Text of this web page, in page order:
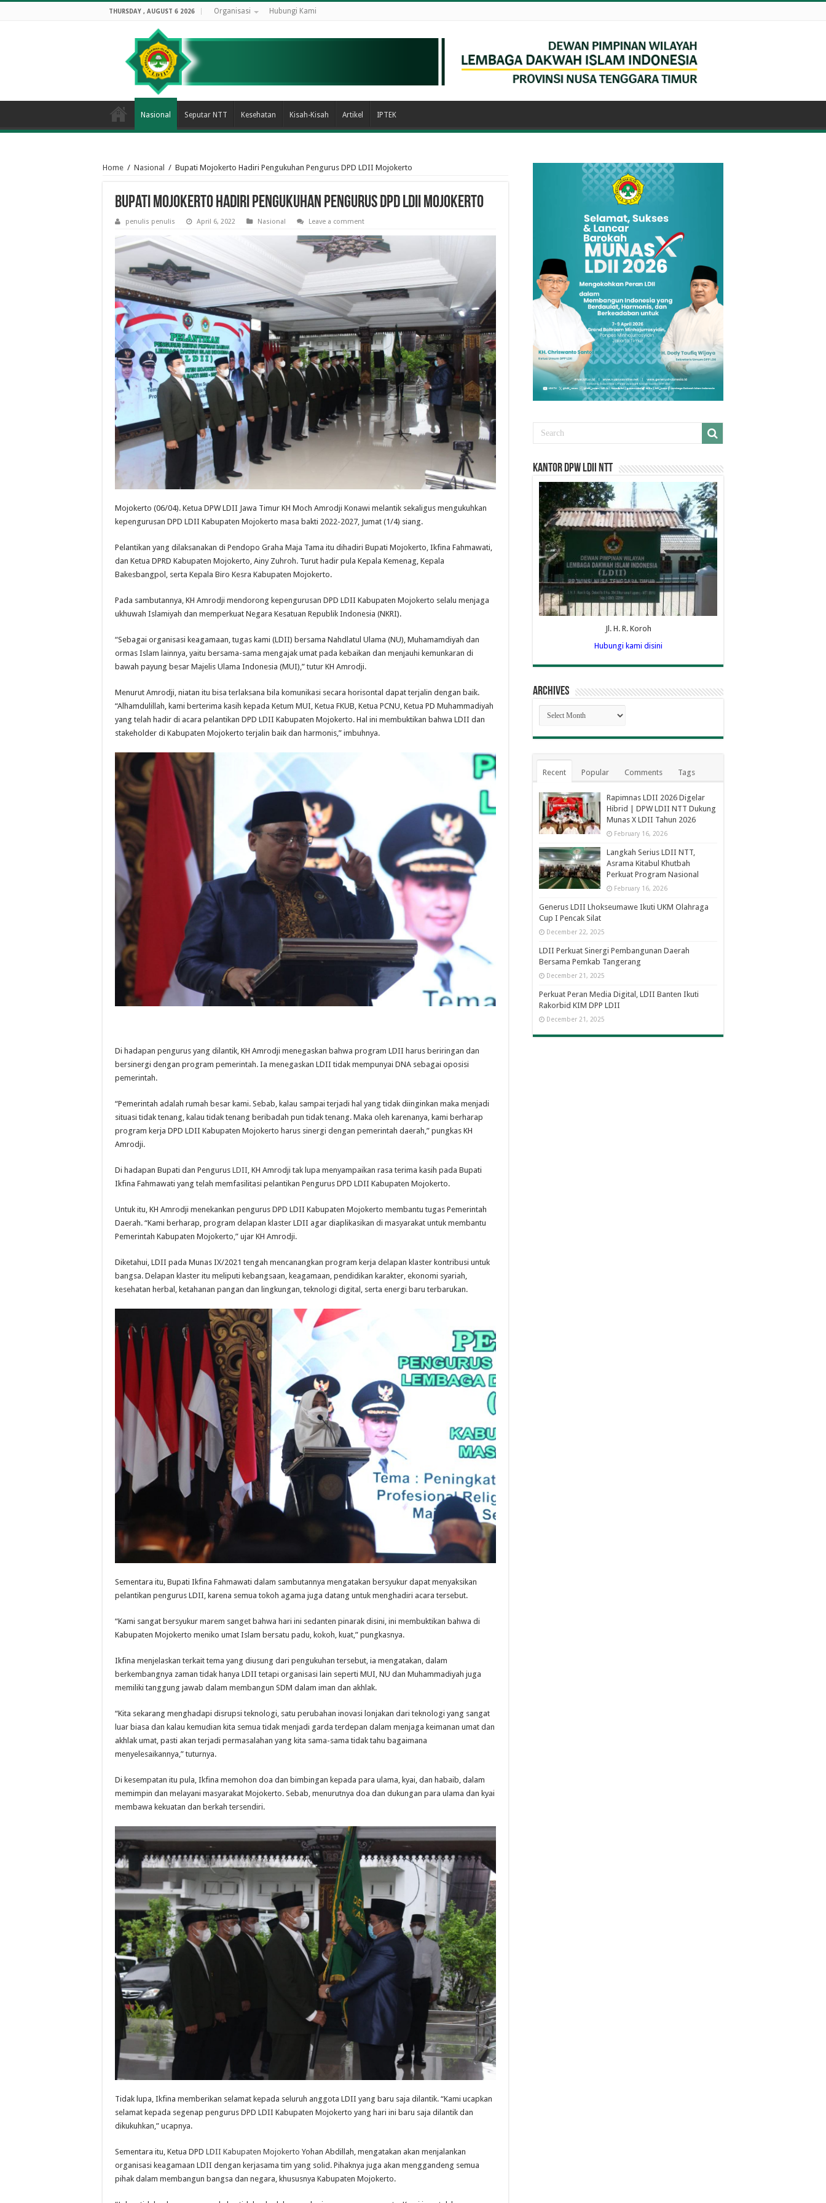
THURSDAY , AUGUST 6 2026 Organisasi Hubungi Kami
Nasional Seputar NTT Kesehatan Kisah-Kisah Artikel IPTEK
Home / Nasional / Bupati Mojokerto Hadiri Pengukuhan Pengurus DPD LDII Mojokerto
Bupati Mojokerto Hadiri Pengukuhan Pengurus DPD LDII Mojokerto
penulis penulis April 6, 2022 Nasional Leave a comment
Mojokerto (06/04). Ketua DPW LDII Jawa Timur KH Moch Amrodji Konawi melantik sekaligus mengukuhkan
kepengurusan DPD LDII Kabupaten Mojokerto masa bakti 2022-2027, Jumat (1/4) siang.
Pelantikan yang dilaksanakan di Pendopo Graha Maja Tama itu dihadiri Bupati Mojokerto, Ikfina Fahmawati,
dan Ketua DPRD Kabupaten Mojokerto, Ainy Zuhroh. Turut hadir pula Kepala Kemenag, Kepala
Bakesbangpol, serta Kepala Biro Kesra Kabupaten Mojokerto.
Pada sambutannya, KH Amrodji mendorong kepengurusan DPD LDII Kabupaten Mojokerto selalu menjaga
ukhuwah Islamiyah dan memperkuat Negara Kesatuan Republik Indonesia (NKRI).
“Sebagai organisasi keagamaan, tugas kami (LDII) bersama Nahdlatul Ulama (NU), Muhamamdiyah dan
ormas Islam lainnya, yaitu bersama-sama mengajak umat pada kebaikan dan menjauhi kemunkaran di
bawah payung besar Majelis Ulama Indonesia (MUI),” tutur KH Amrodji.
Menurut Amrodji, niatan itu bisa terlaksana bila komunikasi secara horisontal dapat terjalin dengan baik.
“Alhamdulillah, kami berterima kasih kepada Ketum MUI, Ketua FKUB, Ketua PCNU, Ketua PD Muhammadiyah
yang telah hadir di acara pelantikan DPD LDII Kabupaten Mojokerto. Hal ini membuktikan bahwa LDII dan
stakeholder di Kabupaten Mojokerto terjalin baik dan harmonis,” imbuhnya.
Di hadapan pengurus yang dilantik, KH Amrodji menegaskan bahwa program LDII harus beriringan dan
bersinergi dengan program pemerintah. Ia menegaskan LDII tidak mempunyai DNA sebagai oposisi
pemerintah.
“Pemerintah adalah rumah besar kami. Sebab, kalau sampai terjadi hal yang tidak diinginkan maka menjadi
situasi tidak tenang, kalau tidak tenang beribadah pun tidak tenang. Maka oleh karenanya, kami berharap
program kerja DPD LDII Kabupaten Mojokerto harus sinergi dengan pemerintah daerah,” pungkas KH
Amrodji.
Di hadapan Bupati dan Pengurus LDII, KH Amrodji tak lupa menyampaikan rasa terima kasih pada Bupati
Ikfina Fahmawati yang telah memfasilitasi pelantikan Pengurus DPD LDII Kabupaten Mojokerto.
Untuk itu, KH Amrodji menekankan pengurus DPD LDII Kabupaten Mojokerto membantu tugas Pemerintah
Daerah. “Kami berharap, program delapan klaster LDII agar diaplikasikan di masyarakat untuk membantu
Pemerintah Kabupaten Mojokerto,” ujar KH Amrodji.
Diketahui, LDII pada Munas IX/2021 tengah mencanangkan program kerja delapan klaster kontribusi untuk
bangsa. Delapan klaster itu meliputi kebangsaan, keagamaan, pendidikan karakter, ekonomi syariah,
kesehatan herbal, ketahanan pangan dan lingkungan, teknologi digital, serta energi baru terbarukan.
Sementara itu, Bupati Ikfina Fahmawati dalam sambutannya mengatakan bersyukur dapat menyaksikan
pelantikan pengurus LDII, karena semua tokoh agama juga datang untuk menghadiri acara tersebut.
“Kami sangat bersyukur marem sanget bahwa hari ini sedanten pinarak disini, ini membuktikan bahwa di
Kabupaten Mojokerto meniko umat Islam bersatu padu, kokoh, kuat,” pungkasnya.
Ikfina menjelaskan terkait tema yang diusung dari pengukuhan tersebut, ia mengatakan, dalam
berkembangnya zaman tidak hanya LDII tetapi organisasi lain seperti MUI, NU dan Muhammadiyah juga
memiliki tanggung jawab dalam membangun SDM dalam iman dan akhlak.
“Kita sekarang menghadapi disrupsi teknologi, satu perubahan inovasi lonjakan dari teknologi yang sangat
luar biasa dan kalau kemudian kita semua tidak menjadi garda terdepan dalam menjaga keimanan umat dan
akhlak umat, pasti akan terjadi permasalahan yang kita sama-sama tidak tahu bagaimana
menyelesaikannya,” tuturnya.
Di kesempatan itu pula, Ikfina memohon doa dan bimbingan kepada para ulama, kyai, dan habaib, dalam
memimpin dan melayani masyarakat Mojokerto. Sebab, menurutnya doa dan dukungan para ulama dan kyai
membawa kekuatan dan berkah tersendiri.
Tidak lupa, Ikfina memberikan selamat kepada seluruh anggota LDII yang baru saja dilantik. “Kami ucapkan
selamat kepada segenap pengurus DPD LDII Kabupaten Mojokerto yang hari ini baru saja dilantik dan
dikukuhkan,” ucapnya.
Sementara itu, Ketua DPD LDII Kabupaten Mojokerto Yohan Abdillah, mengatakan akan menjalankan
organisasi keagamaan LDII dengan kerjasama tim yang solid. Pihaknya juga akan menggandeng semua
pihak dalam membangun bangsa dan negara, khususnya Kabupaten Mojokerto.
Kantor DPW LDII NTT
Jl. H. R. Koroh
Hubungi kami disini
Archives
Archives
Recent Popular Comments Tags
Rapimnas LDII 2026 Digelar
Hibrid | DPW LDII NTT Dukung
Munas X LDII Tahun 2026
February 16, 2026
Langkah Serius LDII NTT,
Asrama Kitabul Khutbah
Perkuat Program Nasional
February 16, 2026
Generus LDII Lhokseumawe Ikuti UKM Olahraga
Cup I Pencak Silat
December 22, 2025
LDII Perkuat Sinergi Pembangunan Daerah
Bersama Pemkab Tangerang
December 21, 2025
Perkuat Peran Media Digital, LDII Banten Ikuti
Rakorbid KIM DPP LDII
December 21, 2025